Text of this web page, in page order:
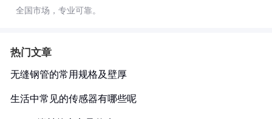
全国市场，专业可靠。
热门文章
无缝钢管的常用规格及壁厚
生活中常见的传感器有哪些呢